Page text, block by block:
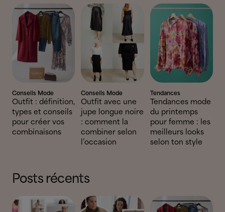
Conseils Mode
Outfit : définition,
types et conseils
pour créer vos
combinaisons
Conseils Mode
Outfit avec une
jupe longue noire
: comment la
combiner selon
l’occasion
Tendances
Tendances mode
du printemps
pour femme : les
meilleurs looks
selon ton style
Posts récents